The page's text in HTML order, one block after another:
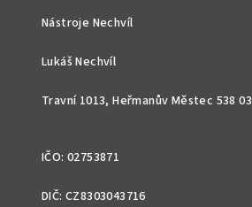
Nástroje Nechvíl
Lukáš Nechvíl
Travní 1013, Heřmanův Městec 538 03
IČO: 02753871
DIČ: CZ8303043716